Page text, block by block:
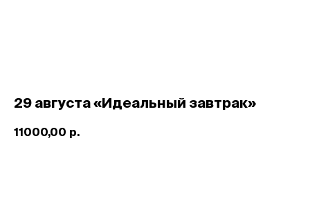
29 августа «Идеальный завтрак»
11000,00 р.